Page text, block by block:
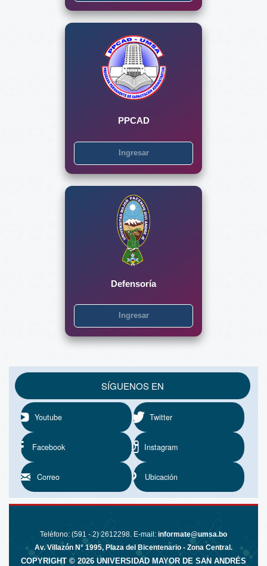
PPCAD
Ingresar
Defensoría
Ingresar
SÍGUENOS EN
Youtube Twitter
Facebook Instagram
Correo Ubicación
^ SUBIR
Teléfono: (591 - 2) 2612298. E-mail: informate@umsa.bo
Av. Villazón N° 1995, Plaza del Bicentenario - Zona Central.
COPYRIGHT © 2026 UNIVERSIDAD MAYOR DE SAN ANDRÉS